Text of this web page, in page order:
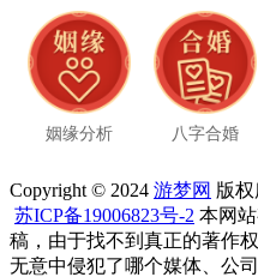
姻缘分析 八字合婚
Copyright © 2024 游梦网 版
苏ICP备19006823号-2 本网
稿，由于找不到真正的著作
无意中侵犯了哪个媒体、公